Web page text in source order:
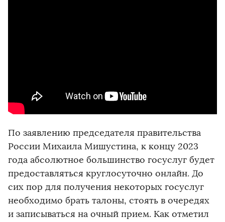
По заявлению председателя правительства
России Михаила Мишустина, к концу 2023
года абсолютное большинство госуслуг будет
предоставляться круглосуточно онлайн. До
сих пор для получения некоторых госуслуг
необходимо брать талоны, стоять в очередях
и записываться на очный прием. Как отметил